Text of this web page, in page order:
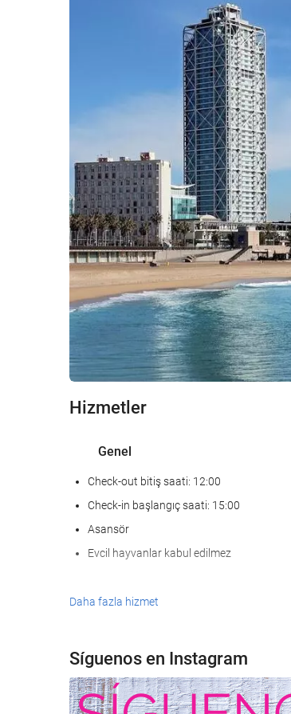
Hizmetler
Genel
Check-out bitiş saati: 12:00
Check-in başlangıç saati: 15:00
Asansör
Evcil hayvanlar kabul edilmez
Yiyecek ve içecek
Daha fazla hizmet
Síguenos en Instagram